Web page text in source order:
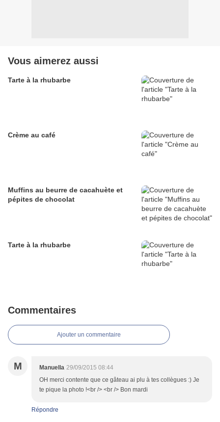
Vous aimerez aussi
Tarte à la rhubarbe
Crème au café
Muffins au beurre de cacahuète et
pépites de chocolat
Tarte à la rhubarbe
Commentaires
Ajouter un commentaire
M Manuella 29/09/2015 08:44
OH merci contente que ce gâteau ai plu à tes collègues :) Je
te pique la photo !<br /> <br /> Bon mardi
Répondre